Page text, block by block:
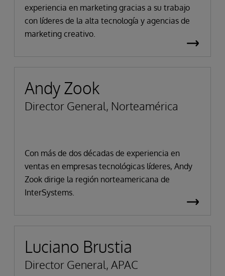
experiencia en marketing gracias a su trabajo
con líderes de la alta tecnología y agencias de
marketing creativo.
Andy Zook
Director General, Norteamérica
Con más de dos décadas de experiencia en
ventas en empresas tecnológicas líderes, Andy
Zook dirige la región norteamericana de
InterSystems.
Luciano Brustia
Director General, APAC